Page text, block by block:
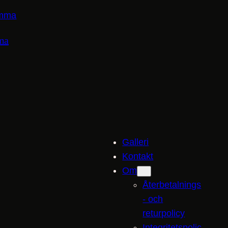
Galleri
Kontakt
Om
Återbetalnings
- och
returpolicy